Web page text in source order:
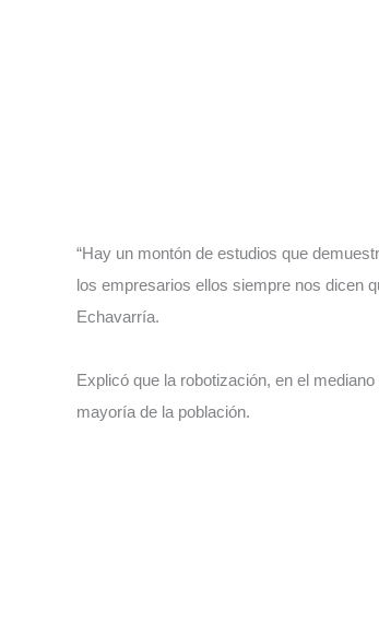
“Hay un montón de estudios que
los empresarios ellos siempre nos dicen
Echavarría.
Explicó que la robotización, en el
mayoría de la población.